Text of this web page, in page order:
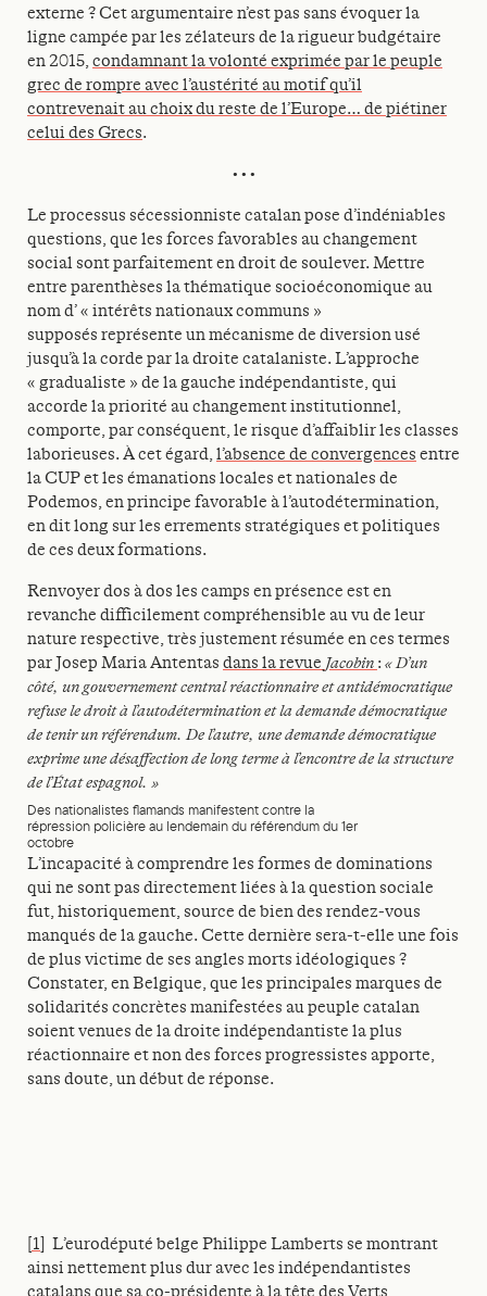
externe ? Cet argumentaire n’est pas sans évoquer la
ligne campée par les zélateurs de la rigueur budgétaire
en 2015, condamnant la volonté exprimée par le peuple
grec de rompre avec l’austérité au motif qu’il
contrevenait au choix du reste de l’Europe… de piétiner
celui des Grecs.
• • •
Le processus sécessionniste catalan pose d’indéniables
questions, que les forces favorables au changement
social sont parfaitement en droit de soulever. Mettre
entre parenthèses la thématique socioéconomique au
nom d’ « intérêts nationaux communs »
supposés représente un mécanisme de diversion usé
jusqu’à la corde par la droite catalaniste. L’approche
« gradualiste » de la gauche indépendantiste, qui
accorde la priorité au changement institutionnel,
comporte, par conséquent, le risque d’affaiblir les classes
laborieuses. À cet égard, l’absence de convergences entre
la CUP et les émanations locales et nationales de
Podemos, en principe favorable à l’autodétermination,
en dit long sur les errements stratégiques et politiques
de ces deux formations.
Renvoyer dos à dos les camps en présence est en
revanche difficilement compréhensible au vu de leur
nature respective, très justement résumée en ces termes
par Josep Maria Antentas dans la revue Jacobin : « D’un
côté, un gouvernement central réactionnaire et antidémocratique
refuse le droit à l’autodétermination et la demande démocratique
de tenir un référendum. De l’autre, une demande démocratique
exprime une désaffection de long terme à l’encontre de la structure
de l’État espagnol. »
Des nationalistes flamands manifestent contre la
répression policière au lendemain du référendum du 1er
octobre
L’incapacité à comprendre les formes de dominations
qui ne sont pas directement liées à la question sociale
fut, historiquement, source de bien des rendez-vous
manqués de la gauche. Cette dernière sera-t-elle une fois
de plus victime de ses angles morts idéologiques ?
Constater, en Belgique, que les principales marques de
solidarités concrètes manifestées au peuple catalan
soient venues de la droite indépendantiste la plus
réactionnaire et non des forces progressistes apporte,
sans doute, un début de réponse.
[1] L’eurodéputé belge Philippe Lamberts se montrant
ainsi nettement plus dur avec les indépendantistes
catalans que sa co-présidente à la tête des Verts